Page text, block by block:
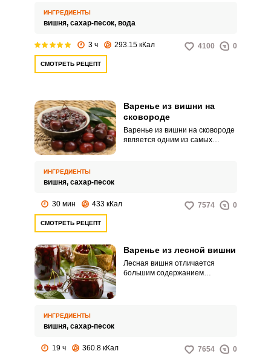
ИНГРЕДИЕНТЫ
вишня, сахар-песок, вода
3 ч 293.15 кКал 4100 0
СМОТРЕТЬ РЕЦЕПТ
Варенье из вишни на
сковороде
Варенье из вишни на сковороде
является одним из самых
ИНГРЕДИЕНТЫ
вишня, сахар-песок
30 мин 433 кКал 7574 0
СМОТРЕТЬ РЕЦЕПТ
Варенье из лесной вишни
Лесная вишня отличается
большим содержанием
ИНГРЕДИЕНТЫ
вишня, сахар-песок
19 ч 360.8 кКал 7654 0